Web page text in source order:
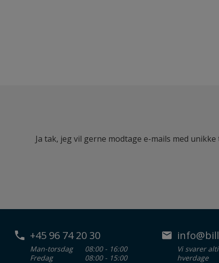
Ja tak, jeg vil gerne modtage e-mails med
+45 96 74 20 30
Man-torsdag
08:00 - 16:00
Fredag
08:00 - 15:00
Vi svarer
hverdage